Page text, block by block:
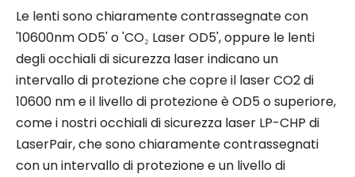
Le lenti sono chiaramente contrassegnate con
'10600nm OD5' o 'CO₂ Laser OD5', oppure le lenti
degli occhiali di sicurezza laser indicano un
intervallo di protezione che copre il laser CO2 di
10600 nm e il livello di protezione è OD5 o superiore,
come i nostri occhiali di sicurezza laser LP-CHP di
LaserPair, che sono chiaramente contrassegnati
con un intervallo di protezione e un livello di